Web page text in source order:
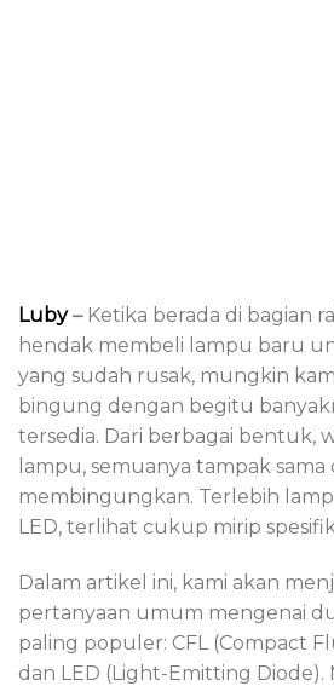
Luby–Ketika berada di bagian
hendak membeli lampu baru
yang sudah rusak, mungkin
bingung dengan begitu
tersedia. Dari berbagai bentuk,
lampu, semuanya tampak sama
membingungkan. Terlebih
LED, terlihat cukup mirip
Dalam artikel ini, kami akan
pertanyaan umum mengenai
paling populer: CFL (Compact
dan LED (Light-Emitting Diode).